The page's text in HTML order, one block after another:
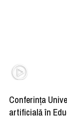
Conferința
artificială în